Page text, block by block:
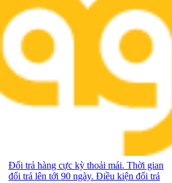
Đổi trả hàng cực kỳ thoải mái. Thời gian
đổi trả lên tới 90 ngày. Điều kiện đổi trả